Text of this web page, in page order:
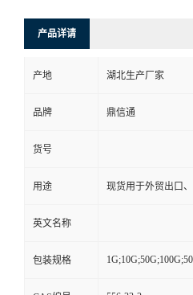
产品详请
产地 湖北生产厂家
品牌 鼎信通
货号
用途 现货用于外贸出口
英文名称
包装规格